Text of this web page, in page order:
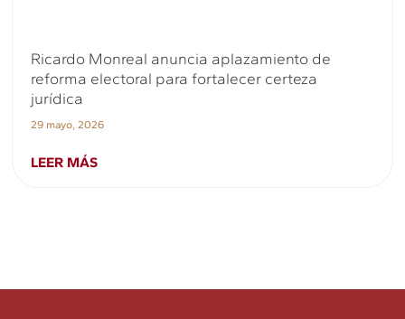
Ricardo Monreal anuncia aplazamiento de
reforma electoral para fortalecer certeza
jurídica
29 mayo, 2026
LEER MÁS